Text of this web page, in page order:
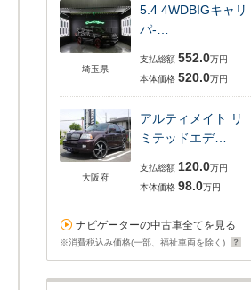
埼玉県
5.4 4WDBIGキャリ
パ-…
支払総額 552.0万円
本体価格 520.0万円
大阪府
アルティメイト リ
ミテッドエデ…
支払総額 120.0万円
本体価格 98.0万円
ナビゲーターの中古車全てを見る
※消費税込み価格(一部、福祉車両を除く)